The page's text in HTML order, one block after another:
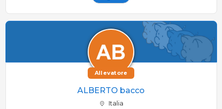
Allevatore
ALBERTO bacco
Italia